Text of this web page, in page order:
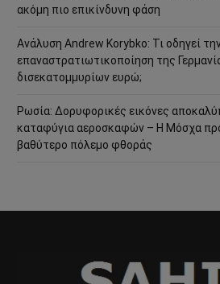
ακόμη πιο επικίνδυνη φάση
Ανάλυση Andrew Korybko: Τι οδηγεί
επαναστρατιωτικοποίηση της
δισεκατομμυρίων ευρώ;
Ρωσία: Δορυφορικές εικόνες
καταφύγια αεροσκαφών – Η Μόσχα
βαθύτερο πόλεμο φθοράς